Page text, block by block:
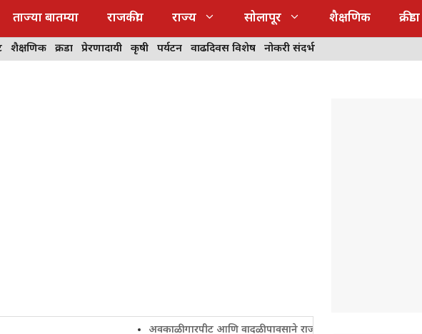
ताज्या बातम्या राजकीय राज्य सोलापूर शैक्षणिक क्रीडा
शैक्षणिक क्रीडा प्रेरणादायी कृषी पर्यटन वाढदिवस विशेष नोकरी संदर्भ
अवकाळी गारपीट आणि वादळी पावसाने राज्यातील शेतकरी चिंतेत !